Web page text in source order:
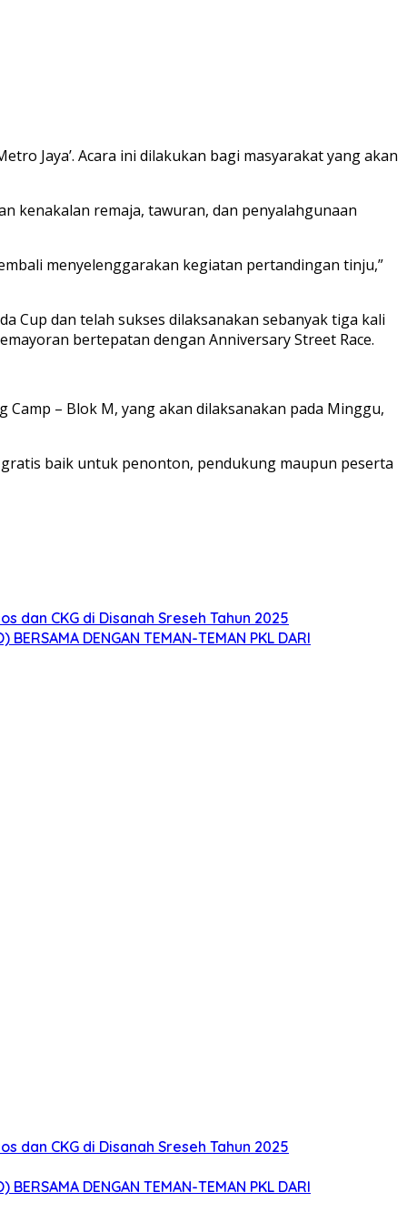
Jaya’. Acara ini dilakukan bagi masyarakat yang akan
kenakalan remaja, tawuran, dan penyalahgunaan
menyelenggarakan kegiatan pertandingan tinju,”
Cup dan telah sukses dilaksanakan sebanyak tiga kali
bertepatan dengan Anniversary Street Race.
Camp – Blok M, yang akan dilaksanakan pada Minggu,
baik untuk penonton, pendukung maupun peserta
dan CKG di Disanah Sreseh Tahun 2025
BERSAMA DENGAN TEMAN-TEMAN PKL DARI
dan CKG di Disanah Sreseh Tahun 2025
BERSAMA DENGAN TEMAN-TEMAN PKL DARI